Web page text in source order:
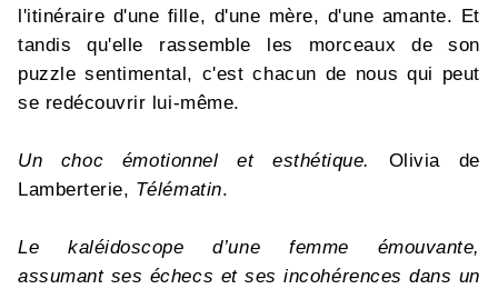
l'itinéraire d'une fille, d'une mère, d'une amante. Et
tandis qu'elle rassemble les morceaux de son
puzzle sentimental, c'est chacun de nous qui peut
se redécouvrir lui-même.
Un choc émotionnel et esthétique. Olivia de
Lamberterie, Télématin.
Le kaléidoscope d’une femme émouvante,
assumant ses échecs et ses incohérences dans un